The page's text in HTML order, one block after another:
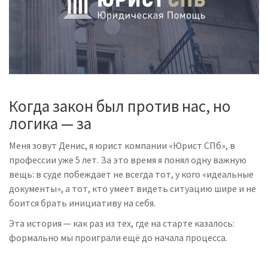
Когда закон был против нас, но
логика — за
Меня зовут Денис, я юрист компании «Юрист СПб», в
профессии уже 5 лет. За это время я понял одну важную
вещь: в суде побеждает не всегда тот, у кого «идеальные
документы», а тот, кто умеет видеть ситуацию шире и не
боится брать инициативу на себя.
Эта история — как раз из тех, где на старте казалось:
формально мы проиграли ещё до начала процесса.